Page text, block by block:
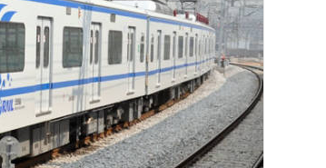
10
대한항공, 美 아처와 '군용 AAM' 개
발…국산화 발판